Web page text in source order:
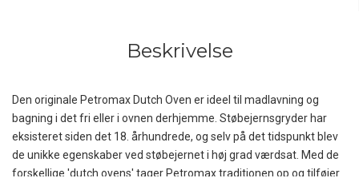
Beskrivelse
Den originale Petromax Dutch Oven er ideel til madlavning og
bagning i det fri eller i ovnen derhjemme. Støbejernsgryder har
eksisteret siden det 18. århundrede, og selv på det tidspunkt blev
de unikke egenskaber ved støbejernet i høj grad værdsat. Med de
forskellige 'dutch ovens' tager Petromax traditionen op og tilføjer